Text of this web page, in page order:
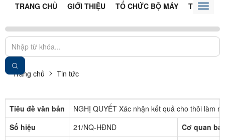
TRANG CHỦ GIỚI THIỆU TỔ CHỨC BỘ MÁY TIN TỨC -
Toggle
Trang chủ Tin tức
Tiêu đề văn bản
NGHỊ QUYẾT Xác nhận kết quả cho thôi làm
Số hiệu
21/NQ-HĐND
Cơ quan